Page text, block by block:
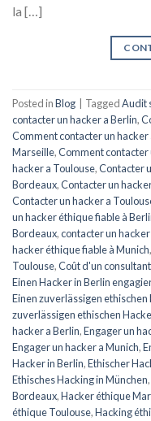
la […]
Posted inBlog TaggedAudit
contacter un hacker a Berlin,
Comment contacter un hacker
Marseille,Comment contacter
hacker a Toulouse,Contacter
Bordeaux,Contacter un
Contacter un hacker a
un hacker éthique fiable à
Bordeaux,contacter un
hacker éthique fiable à Munich,
Toulouse,Coût d'un
Einen Hacker in Berlin
Einen zuverlässigen
zuverlässigen ethischen
hacker a Berlin,Engager un
Engager un hacker a Munich,
Hacker in Berlin,Ethischer
Ethisches Hacking in München,
Bordeaux,Hacker éthique
éthique Toulouse,Hacking